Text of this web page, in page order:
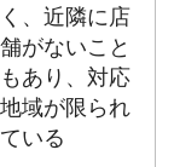
く、近隣に店
舗がないこと
もあり、対応
地域が限られ
ている